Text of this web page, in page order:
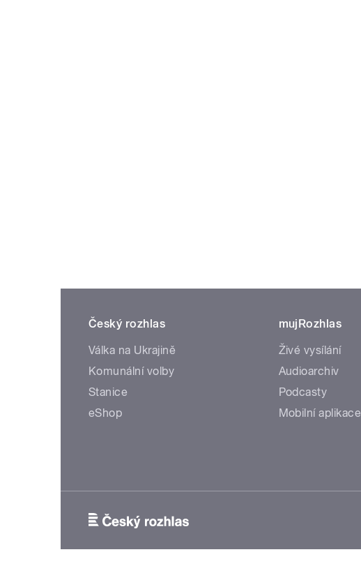
Český rozhlas
Válka na Ukrajině
Komunální volby
Stanice
eShop
mujRozhlas
Živé vysílání
Audioarchiv
Podcasty
Mobilní aplikace